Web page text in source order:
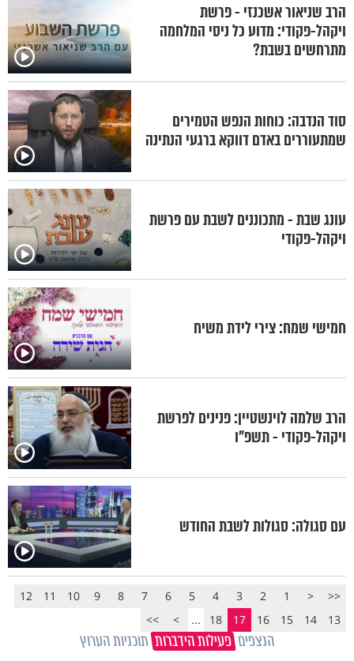
הרב שניאור אשכנזי - פרשת
ויקהל-פקודי: מדוע כל ניסי המלחמה
מתרחשים בשבת?
סוד הנדבה: כוחות הנפש הטמירים
שמתעוררים באדם דווקא ברגעי הנתינה
עונג שבת - מתכוננים לשבת עם פרשת
ויקהל-פקודי
חמישי שמח: צירי לידת משיח
הרב שלמה לוינשטיין: פנינים לפרשת
ויקהל-פקודי - תשפ"ו
עם סגולה: סגולות לשבת החודש
<<
<
1
2
3
4
5
6
7
8
9
10
11
12
13
14
15
16
17
18
...
>
>>
הנצפים פעילות הידברות תוכניות הערוץ